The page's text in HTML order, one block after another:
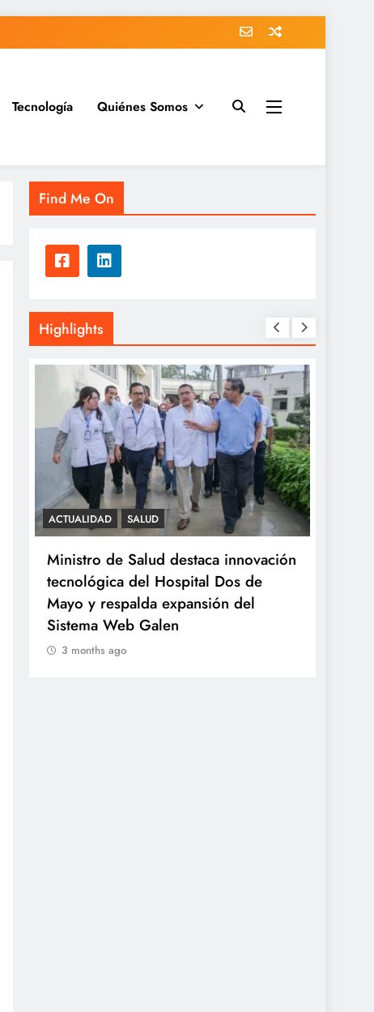
Tecnología Quiénes Somos
Find Me On
Highlights
ACTUALIDAD SALUD
Ministro de Salud destaca innovación
tecnológica del Hospital Dos de
Mayo y respalda expansión del
Sistema Web Galen
3 months ago